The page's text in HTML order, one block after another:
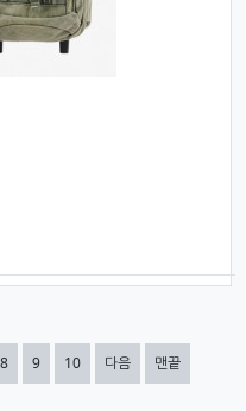
지
8
페이지9
페이지10
페이지 다음 맨끝